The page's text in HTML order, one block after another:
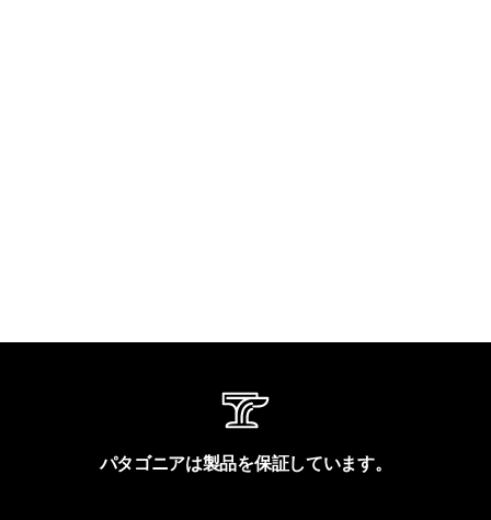
パタゴニアは製品を保証しています。